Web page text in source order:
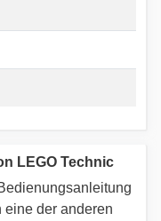
LEGO Technic
der anderen